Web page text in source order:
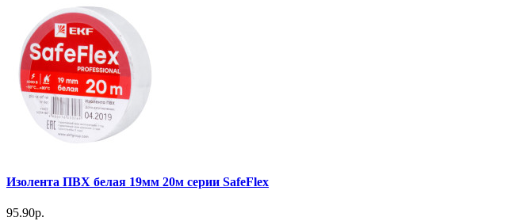
Изолента ПВХ белая 19мм 20м серии SafeFlex
95.90р.